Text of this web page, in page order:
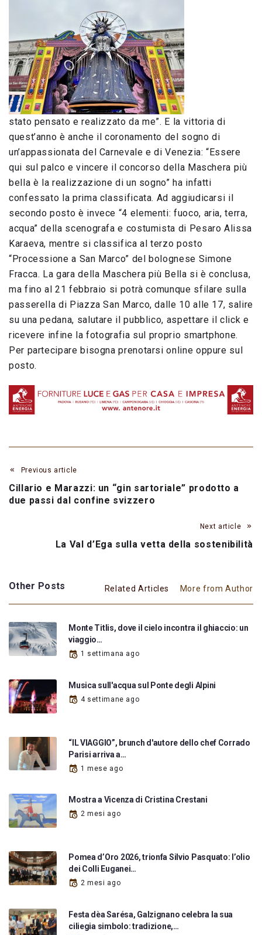
stato pensato e realizzato da me”. E la vittoria di
quest’anno è anche il coronamento del sogno di
un’appassionata del Carnevale e di Venezia: “Essere
qui sul palco e vincere il concorso della Maschera più
bella è la realizzazione di un sogno” ha infatti
confessato la prima classificata. Ad aggiudicarsi il
secondo posto è invece “4 elementi: fuoco, aria, terra,
acqua” della scenografa e costumista di Pesaro Alissa
Karaeva, mentre si classifica al terzo posto
“Processione a San Marco” del bolognese Simone
Fracca. La gara della Maschera più Bella si è conclusa,
ma fino al 21 febbraio si potrà comunque sfilare sulla
passerella di Piazza San Marco, dalle 10 alle 17, salire
su una pedana, salutare il pubblico, aspettare il click e
ricevere infine la fotografia sul proprio smartphone.
Per partecipare bisogna prenotarsi online oppure sul
posto.
Previous article
Cillario e Marazzi: un “gin sartoriale” prodotto a
due passi dal confine svizzero
Next article
La Val d’Ega sulla vetta della sostenibilità
Other Posts Related Articles More from Author
Monte Titlis, dove il cielo incontra il ghiaccio: un
viaggio…
1 settimana ago
Musica sull'acqua sul Ponte degli Alpini
4 settimane ago
“IL VIAGGIO”, brunch d'autore dello chef Corrado
Parisi arriva a…
1 mese ago
Mostra a Vicenza di Cristina Crestani
2 mesi ago
Pomea d’Oro 2026, trionfa Silvio Pasquato: l’olio
dei Colli Euganei…
2 mesi ago
Festa dèa Sarésa, Galzignano celebra la sua
ciliegia simbolo: tradizione,…